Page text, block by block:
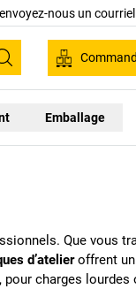
nous un
Recherche
Emballage
Que vous
d’atelieroffrent un
charges